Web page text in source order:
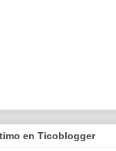
en Ticoblogger